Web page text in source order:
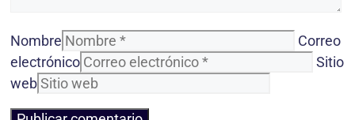
Nombre
Correo
electrónico
Sitio
web